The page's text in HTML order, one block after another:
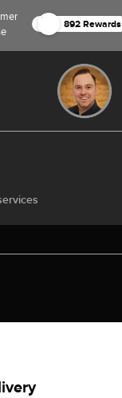
892 Rewards